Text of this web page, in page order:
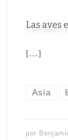
Las aves
[…]
Asia
por